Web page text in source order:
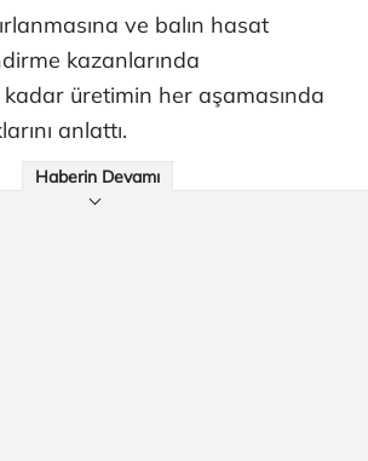
ve balın hasat
kazanlarında
üretimin her aşamasında
anlattı.
Haberin Devamı